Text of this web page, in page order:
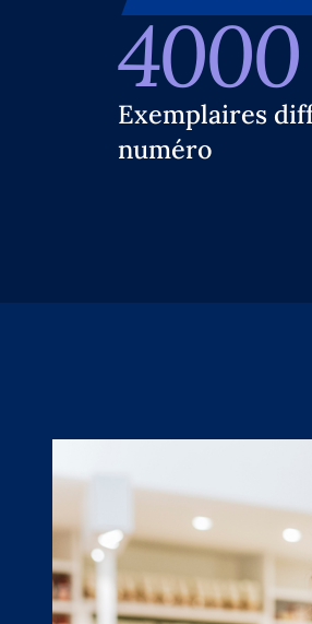
4000
Exemplaires
numéro